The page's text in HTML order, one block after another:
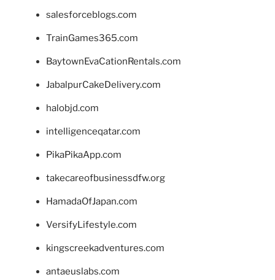
salesforceblogs.com
TrainGames365.com
BaytownEvaCationRentals.com
JabalpurCakeDelivery.com
halobjd.com
intelligenceqatar.com
PikaPikaApp.com
takecareofbusinessdfw.org
HamadaOfJapan.com
VersifyLifestyle.com
kingscreekadventures.com
antaeuslabs.com